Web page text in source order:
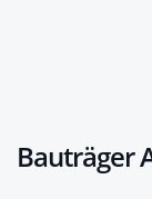
Bauträger